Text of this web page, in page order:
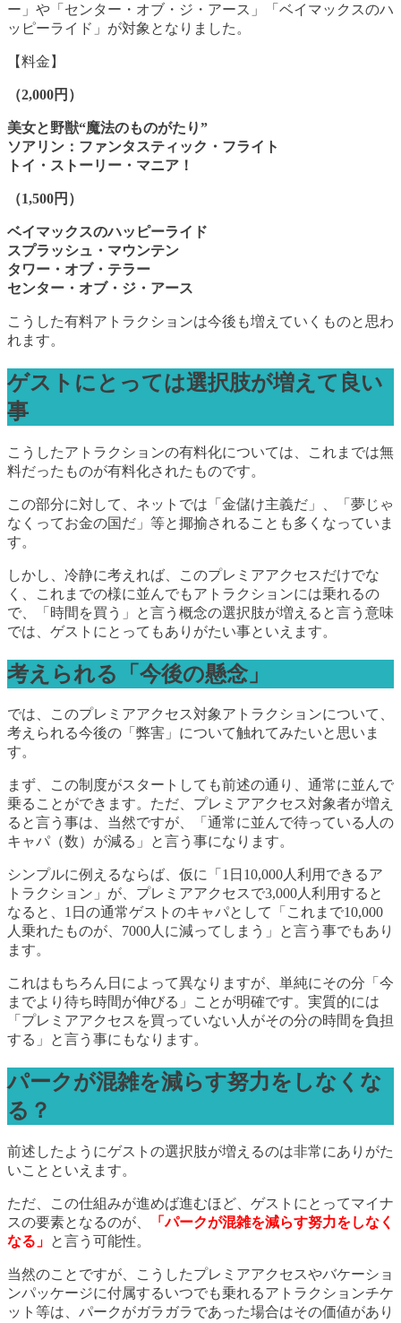
ー」や「センター・オブ・ジ・アース」「ベイマックスのハ
ッピーライド」が対象となりました。
【料金】
（2,000円）
美女と野獣“魔法のものがたり”
ソアリン：ファンタスティック・フライト
トイ・ストーリー・マニア！
（1,500円）
ベイマックスのハッピーライド
スプラッシュ・マウンテン
タワー・オブ・テラー
センター・オブ・ジ・アース
こうした有料アトラクションは今後も増えていくものと思わ
れます。
ゲストにとっては選択肢が増えて良い
事
こうしたアトラクションの有料化については、これまでは無
料だったものが有料化されたものです。
この部分に対して、ネットでは「金儲け主義だ」、「夢じゃ
なくってお金の国だ」等と揶揄されることも多くなっていま
す。
しかし、冷静に考えれば、このプレミアアクセスだけでな
く、これまでの様に並んでもアトラクションには乗れるの
で、「時間を買う」と言う概念の選択肢が増えると言う意味
では、ゲストにとってもありがたい事といえます。
考えられる「今後の懸念」
では、このプレミアアクセス対象アトラクションについて、
考えられる今後の「弊害」について触れてみたいと思いま
す。
まず、この制度がスタートしても前述の通り、通常に並んで
乗ることができます。ただ、プレミアアクセス対象者が増え
ると言う事は、当然ですが、「通常に並んで待っている人の
キャパ（数）が減る」と言う事になります。
シンプルに例えるならば、仮に「1日10,000人利用できるア
トラクション」が、プレミアアクセスで3,000人利用すると
なると、1日の通常ゲストのキャパとして「これまで10,000
人乗れたものが、7000人に減ってしまう」と言う事でもあり
ます。
これはもちろん日によって異なりますが、単純にその分「今
までより待ち時間が伸びる」ことが明確です。実質的には
「プレミアアクセスを買っていない人がその分の時間を負担
する」と言う事にもなります。
パークが混雑を減らす努力をしなくな
る？
前述したようにゲストの選択肢が増えるのは非常にありがた
いことといえます。
ただ、この仕組みが進めば進むほど、ゲストにとってマイナ
スの要素となるのが、
「パークが混雑を減らす努力をしなく
なる」 と言う可能性。
当然のことですが、こうしたプレミアアクセスやバケーショ
ンパッケージに付属するいつでも乗れるアトラクションチケ
ット等は、パークがガラガラであった場合はその価値があり